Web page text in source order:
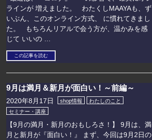
ラインが 増えました。 わたくしMAAYAも、ず
いぶん、このオンライン方式、 に慣れてきまし
た。 もちろんリアルで会う方が、温かみを感
じて いいの …
この記事を読む
9月は満月＆新月が面白い！～前編～
2020年8月17日 shop情報
わたしのこと
セミナー・講座
【9月の満月・新月のおもしろさ！】 9月は、満
月と新月が『面白い！』 まず、今回は9月2日の